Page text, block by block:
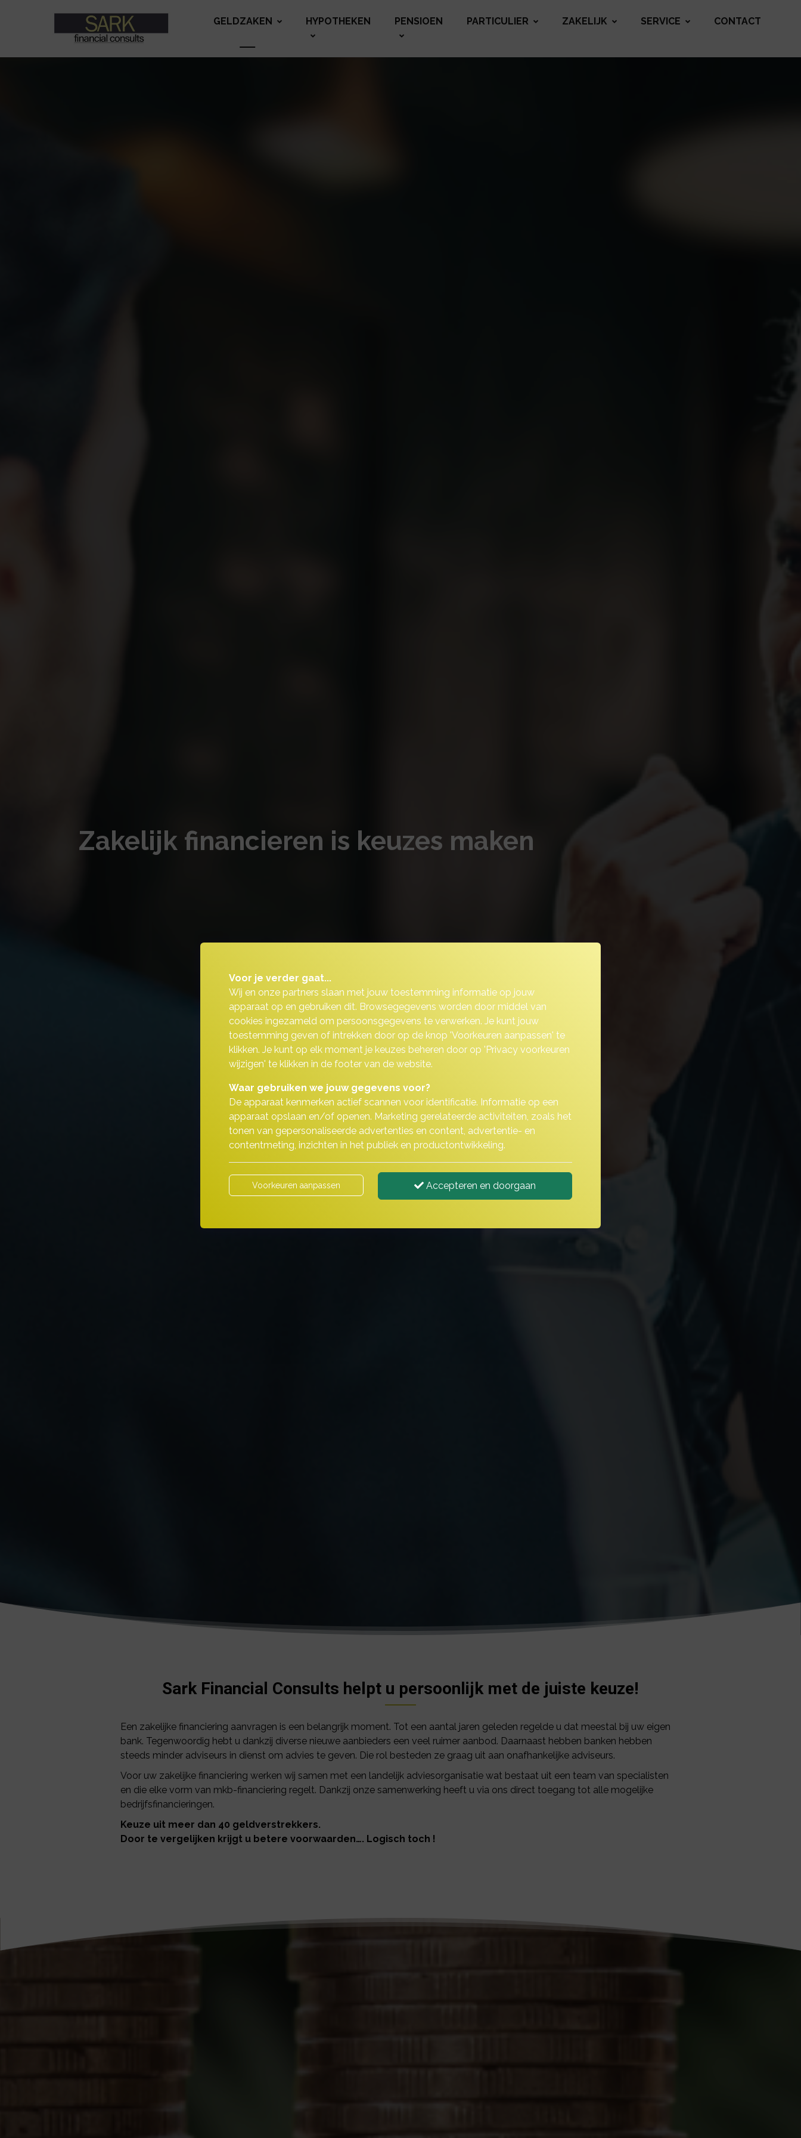
GELDZAKEN HYPOTHEKEN PENSIOEN PARTICULIER ZAKELIJK SERVICE CONTACT
Zakelijk financieren is keuzes maken
Sark Financial Consults helpt u persoonlijk met de juiste keuze!
Een zakelijke financiering aanvragen is een belangrijk moment. Tot een aantal jaren geleden regelde u dat meestal bij uw eigen
bank. Tegenwoordig hebt u dankzij diverse nieuwe aanbieders een veel ruimer aanbod. Daarnaast hebben banken hebben
steeds minder adviseurs in dienst om advies te geven. Die rol besteden ze graag uit aan onafhankelijke adviseurs.
Voor uw zakelijke financiering werken wij samen met een landelijk adviesorganisatie wat bestaat uit een team van specialisten
en die elke vorm van mkb-financiering regelt. Dankzij onze samenwerking heeft u via ons direct toegang tot alle mogelijke
bedrijfsfinancieringen.
Keuze uit meer dan 40 geldverstrekkers.
Door te vergelijken krijgt u betere voorwaarden…. Logisch toch !
Voor je verder gaat...
Wij en onze partners slaan met jouw toestemming informatie op jouw
apparaat op en gebruiken dit. Browsegegevens worden door middel van
cookies ingezameld om persoonsgegevens te verwerken. Je kunt jouw
toestemming geven of intrekken door op de knop 'Voorkeuren aanpassen' te
klikken. Je kunt op elk moment je keuzes beheren door op 'Privacy voorkeuren
wijzigen' te klikken in de footer van de website.
Waar gebruiken we jouw gegevens voor?
De apparaat kenmerken actief scannen voor identificatie. Informatie op een
apparaat opslaan en/of openen. Marketing gerelateerde activiteiten, zoals het
tonen van gepersonaliseerde advertenties en content, advertentie- en
contentmeting, inzichten in het publiek en productontwikkeling.
Voorkeuren aanpassen Accepteren en doorgaan